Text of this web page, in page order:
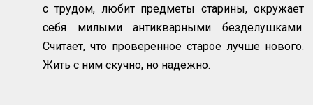
с трудом, любит предметы старины, окружает
себя милыми антикварными безделушками.
Считает, что проверенное старое лучше нового.
Жить с ним скучно, но надежно.